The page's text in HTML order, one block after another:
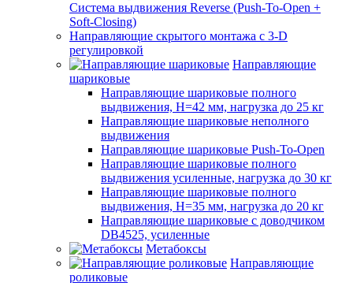
Система выдвижения Reverse (Push-To-Open +
Soft-Closing)
Направляющие скрытого монтажа с 3-D
регулировкой
Направляющие
шариковые
Направляющие шариковые полного
выдвижения, H=42 мм, нагрузка до 25 кг
Направляющие шариковые неполного
выдвижения
Направляющие шариковые Push-To-Open
Направляющие шариковые полного
выдвижения усиленные, нагрузка до 30 кг
Направляющие шариковые полного
выдвижения, H=35 мм, нагрузка до 20 кг
Направляющие шариковые с доводчиком
DB4525, усиленные
Метабоксы
Направляющие
роликовые